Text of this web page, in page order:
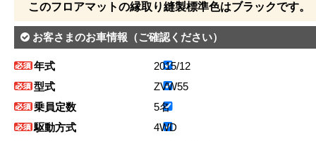
このフロアマットの縁取り縫製標準色はブラックです。
お客さまのお車情報 （ご確認ください）
年式
2015/12
型式
ZVW55
乗員定数
5名
駆動方式
4WD